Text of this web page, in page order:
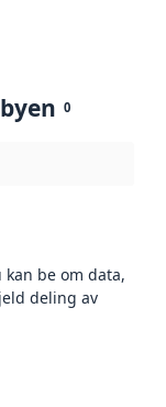
0
be om data,
deling av